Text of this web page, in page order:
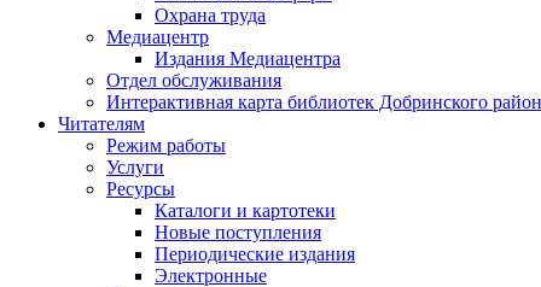
Охрана труда
Медиацентр
Издания Медиацентра
Отдел обслуживания
Интерактивная карта библиотек Добринского
Читателям
Режим работы
Услуги
Ресурсы
Каталоги и картотеки
Новые поступления
Периодические издания
Электронные